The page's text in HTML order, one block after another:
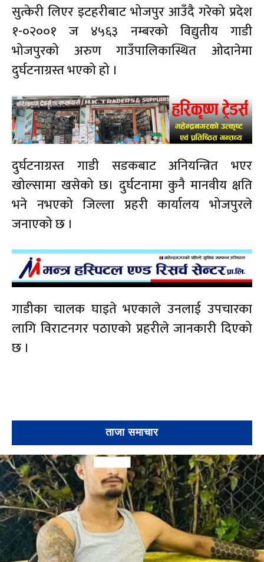
सुत्केरी लिएर इटहरीबाट भोजपुर आउँदै गरेको प्रदेश
१-०२००१ ज ४५६३ नम्बरको विद्युतीय गाडी
भोजपुरको अरुण गाउँपालिकास्थित ओदानेमा
दुर्घटनाग्रस्त भएको हो ।
दुर्घटनाग्रस्त गाडी सडकबाट अनियन्त्रित भएर
खोल्सामा खसेको छ। दुर्घटनामा कुनै मानवीय क्षति
भने नभएको जिल्ला प्रहरी कार्यालय भोजपुरले
जनाएको छ ।
गाडीका चालक घाइते भएकाले उनलाई उपचारका
लागि विराटनगर पठाएको प्रहरीले जानकारी दिएको
छ ।
ताजा समाचार